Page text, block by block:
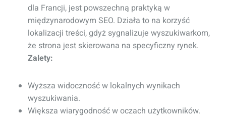
dla Francji, jest powszechną praktyką w
międzynarodowym SEO. Działa to na korzyść
lokalizacji treści, gdyż sygnalizuje wyszukiwarkom,
że strona jest skierowana na specyficzny rynek.
Zalety:
Wyższa widoczność w lokalnych wynikach
wyszukiwania.
Większa wiarygodność w oczach użytkowników.